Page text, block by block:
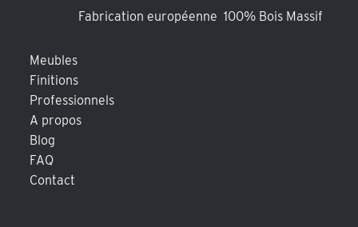
Fabrication européenne 100% Bois Massif
Meubles
Finitions
Professionnels
A propos
Blog
FAQ
Contact